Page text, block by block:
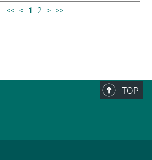
<< < 1 2 > >>
TOP
für biologische Intelligenz